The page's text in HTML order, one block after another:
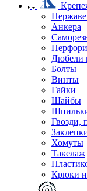
Анкера
Дюбели
Болты
Винты
Гайки
Шайбы
Гвозди,
Хомуты
Такелаж
Крюки и